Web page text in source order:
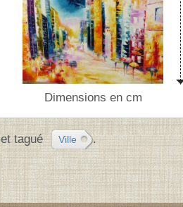
Dimensions en cm
et tagué Ville
.